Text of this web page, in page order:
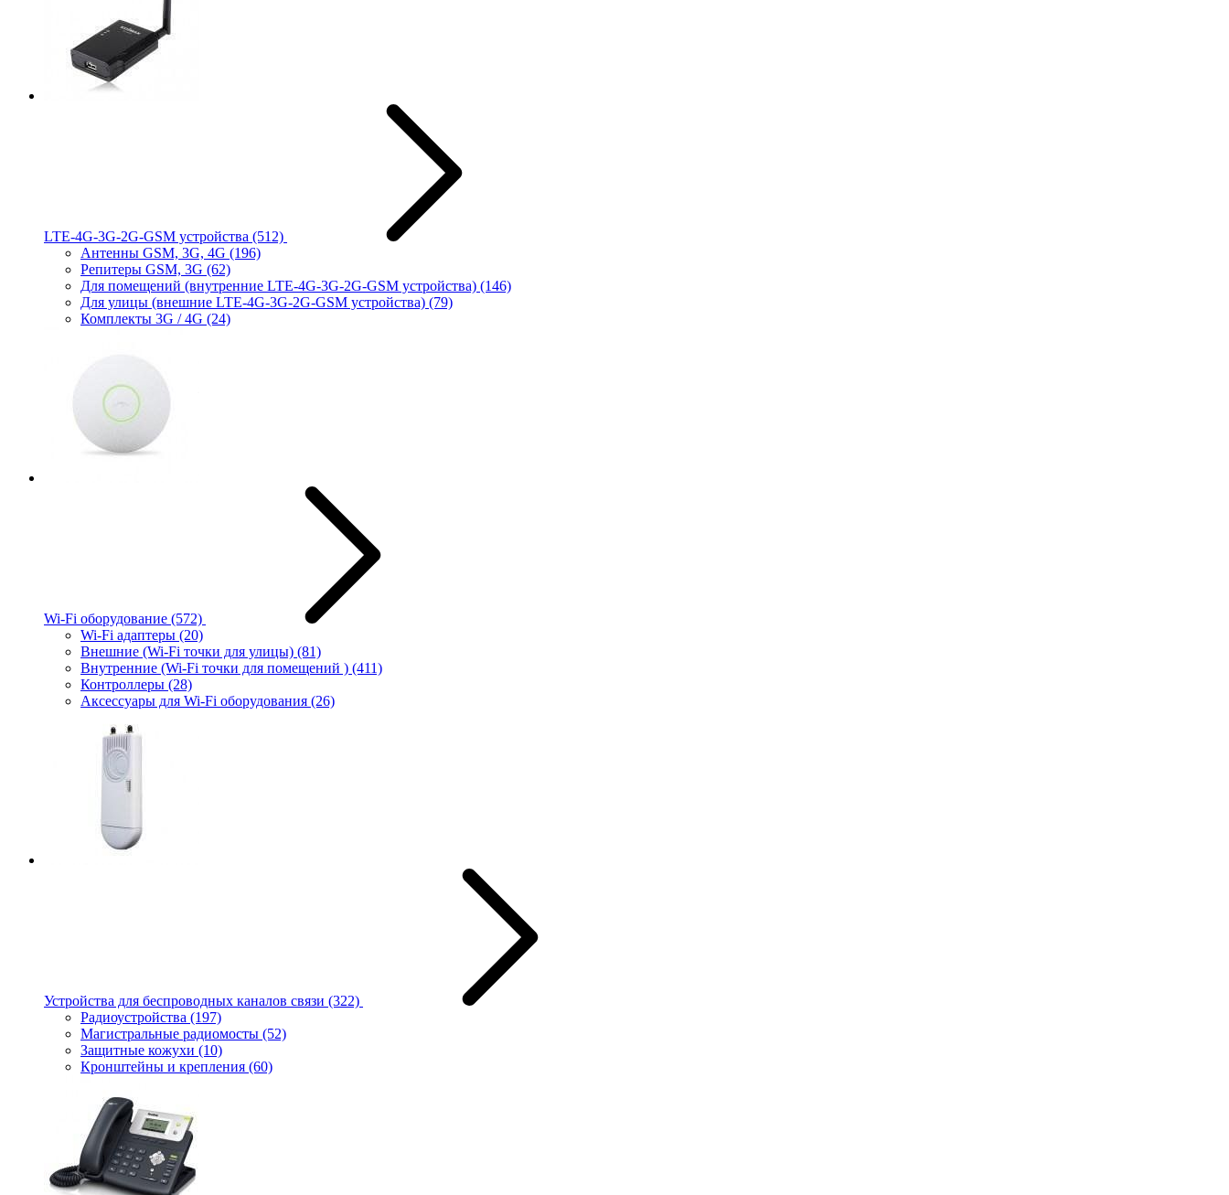
LTE-4G-3G-2G-GSM устройства (512)
Антенны GSM, 3G, 4G (196)
Репитеры GSM, 3G (62)
Для помещений (внутренние LTE-4G-3G-2G-GSM устройства) (146)
Для улицы (внешние LTE-4G-3G-2G-GSM устройства) (79)
Комплекты 3G / 4G (24)
Wi-Fi оборудование (572)
Wi-Fi адаптеры (20)
Внешние (Wi-Fi точки для улицы) (81)
Внутренние (Wi-Fi точки для помещений ) (411)
Контроллеры (28)
Аксессуары для Wi-Fi оборудования (26)
Устройства для беспроводных каналов связи (322)
Радиоустройства (197)
Магистральные радиомосты (52)
Защитные кожухи (10)
Кронштейны и крепления (60)